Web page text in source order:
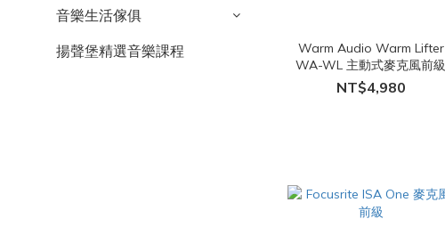
音樂生活傢俱
揚聲堡精選音樂課程
Warm Audio Warm Lifter
WA-WL 主動式麥克風前級
NT$4,980